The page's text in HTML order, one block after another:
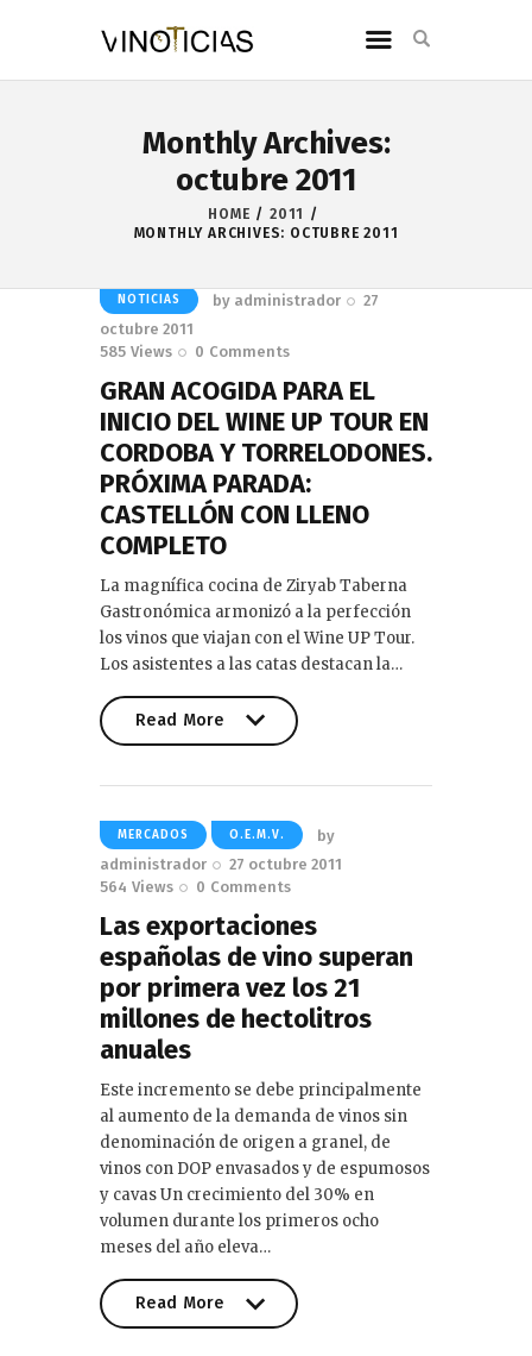
Monthly Archives:
octubre 2011
HOME
2011
MONTHLY ARCHIVES: OCTUBRE 2011
NOTICIAS by administrador
27
octubre 2011
585 Views 0 Comments
GRAN ACOGIDA PARA EL
INICIO DEL WINE UP TOUR EN
CORDOBA Y TORRELODONES.
PRÓXIMA PARADA:
CASTELLÓN CON LLENO
COMPLETO
La magnífica cocina de Ziryab Taberna
Gastronómica armonizó a la perfección
los vinos que viajan con el Wine UP Tour.
Los asistentes a las catas destacan la…
Read More
MERCADOS O.E.M.V.
by
administrador
27 octubre 2011
564 Views 0 Comments
Las exportaciones
españolas de vino superan
por primera vez los 21
millones de hectolitros
anuales
Este incremento se debe principalmente
al aumento de la demanda de vinos sin
denominación de origen a granel, de
vinos con DOP envasados y de espumosos
y cavas Un crecimiento del 30% en
volumen durante los primeros ocho
meses del año eleva…
Read More